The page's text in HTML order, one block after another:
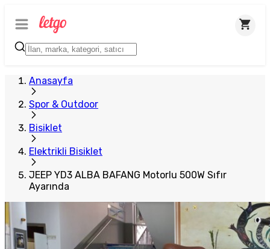
Anasayfa
Spor & Outdoor
Bisiklet
Elektrikli Bisiklet
JEEP YD3 ALBA BAFANG Motorlu 500W Sıfır
Ayarında